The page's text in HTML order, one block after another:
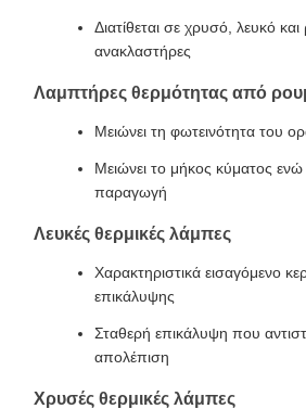
Διατίθεται σε χρυσό, λευκό και
ανακλαστήρες
Λαμπτήρες θερμότητας από
Μειώνει τη φωτεινότητα του
Μειώνει το μήκος κύματος ενώ
παραγωγή
Λευκές θερμικές λάμπες
Χαρακτηριστικά εισαγόμενο
επικάλυψης
Σταθερή επικάλυψη που
απολέπιση
Χρυσές θερμικές λάμπες